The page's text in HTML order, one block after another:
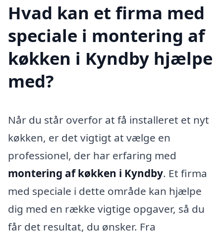
Hvad kan et firma med
speciale i montering af
køkken i Kyndby hjælpe
med?
Når du står overfor at få installeret et nyt
køkken, er det vigtigt at vælge en
professionel, der har erfaring med
montering af køkken i Kyndby. Et firma
med speciale i dette område kan hjælpe
dig med en række vigtige opgaver, så du
får det resultat, du ønsker. Fra